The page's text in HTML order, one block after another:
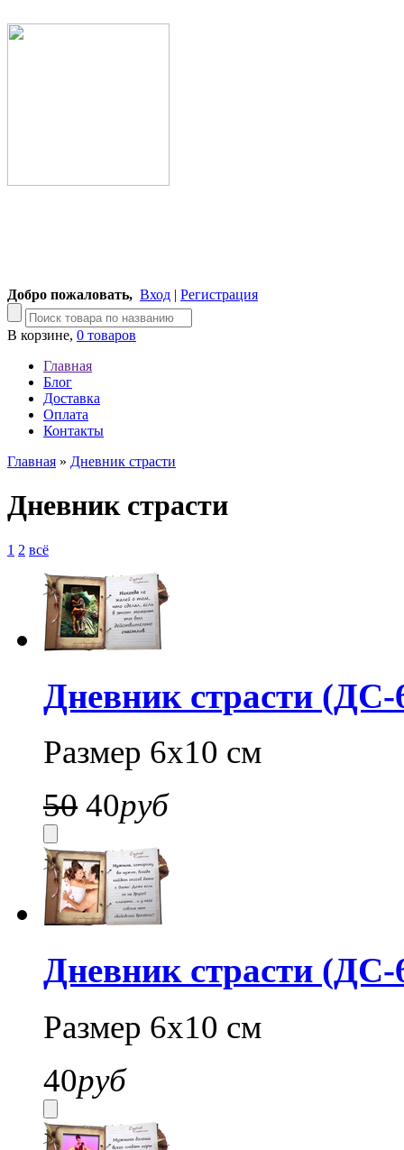
Добро пожаловать, Вход | Регистрация
В корзине, 0 товаров
Главная
Блог
Доставка
Оплата
Контакты
Главная » Дневник страсти
Дневник страсти
1 2 всё
Дневник страсти (ДС-
Размер 6х10 см
50 40руб
Дневник страсти (ДС-
Размер 6х10 см
40руб